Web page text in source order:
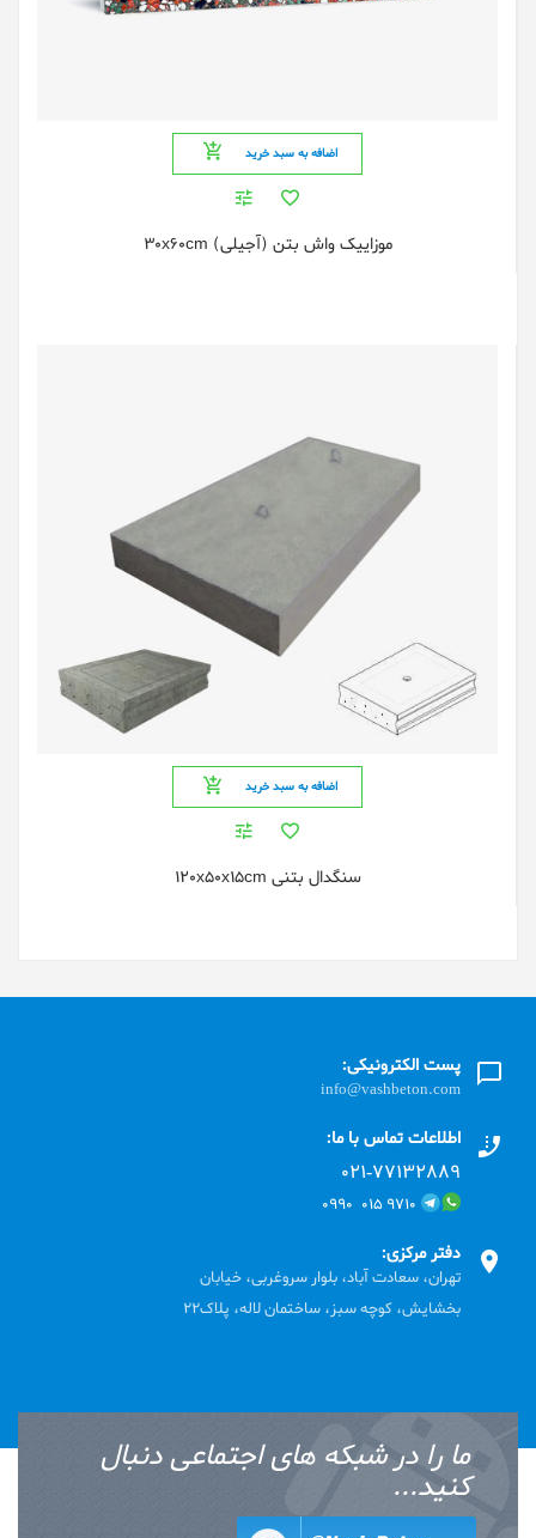
اضافه به سبد خرید
موزاییک واش بتن (آجیلی) 30x60cm
اضافه به سبد خرید
سنگدال بتنی 120x50x15cm
پست الکترونیکی:
info@vashbeton.com
اطلاعات تماس با ما:
۰۲۱-۷۷۱٣۲۸۸۹
۹۷۱۰ ۰۱۵ ۰۹۹۰
دفتر مرکزی:
تهران، سعادت آباد، بلوار سروغربی، خیابان
بخشایش، کوچه سبز، ساختمان لاله، پلاک22
ما را در شبکه های اجتماعی دنبال
کنید...